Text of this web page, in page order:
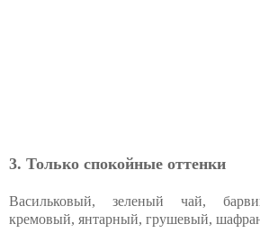
3. Только спокойные оттенки
Васильковый, зеленый чай,
кремовый, янтарный, грушевый,